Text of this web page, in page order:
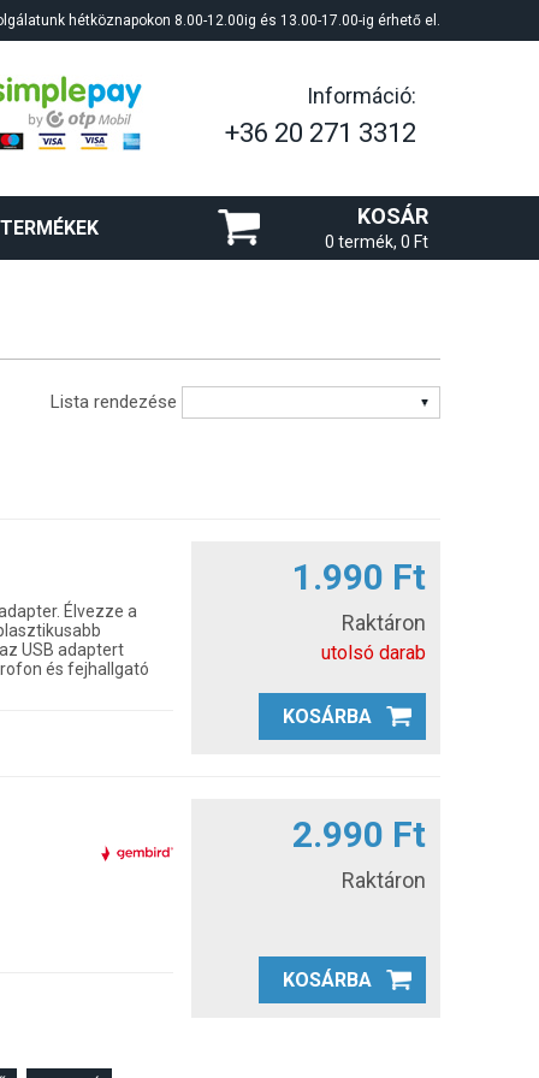
hétköznapokon 8.00-12.00ig és 13.00-17.00-ig érhető el.
Információ:
+36 20 271 3312
KOSÁR
0 termék, 0 Ft
Lista rendezése
Élvezze a
USB adaptert
és fejhallgató
1.990 Ft
Raktáron
utolsó darab
KOSÁRBA
2.990 Ft
Raktáron
KOSÁRBA